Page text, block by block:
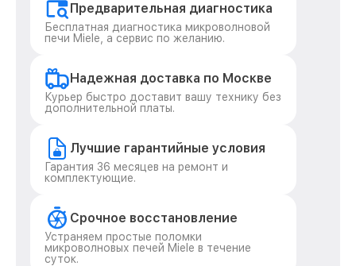
Предварительная диагностика
Бесплатная диагностика микроволновой
печи Miele, а сервис по желанию.
Надежная доставка по Москве
Курьер быстро доставит вашу технику без
дополнительной платы.
Лучшие гарантийные условия
Гарантия 36 месяцев на ремонт и
комплектующие.
Срочное восстановление
Устраняем простые поломки
микроволновых печей Miele в течение
суток.